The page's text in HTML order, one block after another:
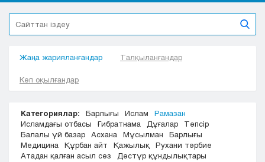
Астана
Алматы
Актобе
Жезказган
Кокшетау
Костанай
Кызылорда
Павлодар
Жаңа жарияланғандар Талқыланғандар
Көп оқылғандар
Категориялар: Барлығы Ислам
Рамазан
Исламдағы отбасы
Ғибратнама Дұғалар
Тәпсір
Балалы үй базар
Асхана Мұсылман
Барлығы
Медицина
Құрбан айт Қажылық
Рухани тәрбие
Атадан қалған асыл сөз
Дәстүр құндылықтары